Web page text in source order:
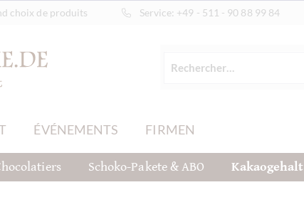
choix de produits Service: +49 - 511 - 90 88 99 84
ÉVÉNEMENTS FIRMEN
Schoko-Pakete & ABO Kakaogehalt